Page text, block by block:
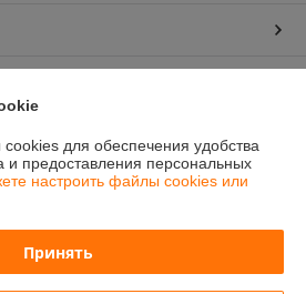
для обеспечения удобства
и предоставления персональных
настроить файлы cookies или
Принять